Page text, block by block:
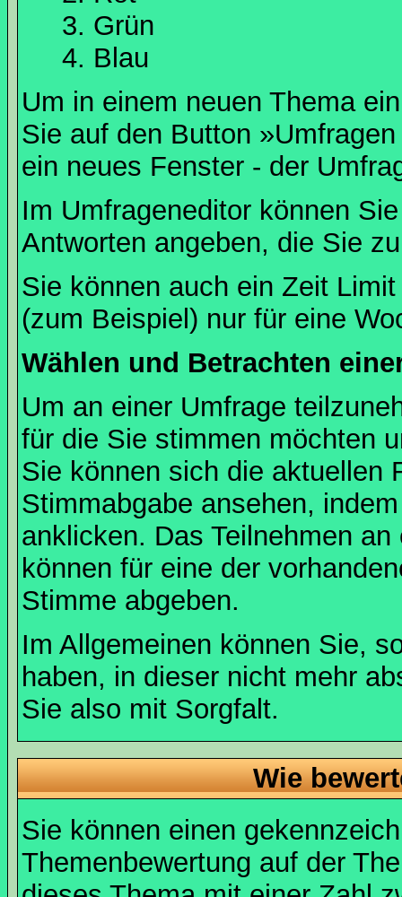
Grün
Blau
Um in einem neuen Thema
Sie auf den Button
ein neues Fenster - der
Im Umfrageneditor können
Antworten angeben, die Sie
Sie können auch ein Zeit
(zum Beispiel) nur für eine
Wählen und Betrachten
Um an einer Umfrage
für die Sie stimmen möchten
Sie können sich die aktuellen
Stimmabgabe ansehen,
anklicken. Das Teilnehmen
können für eine der
Stimme abgeben.
Im Allgemeinen können Sie,
haben, in dieser nicht mehr
Sie also mit Sorgfalt.
Wie
Sie können einen
Themenbewertung auf der